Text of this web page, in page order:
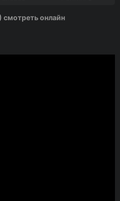
смотреть онлайн